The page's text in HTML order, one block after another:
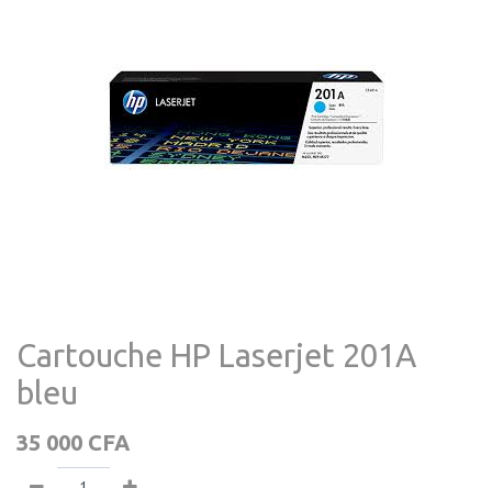
Cartouche HP Laserjet 201A
bleu
35 000 CFA